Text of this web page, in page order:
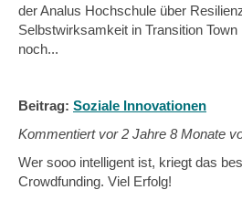
der Analus Hochschule über
Selbstwirksamkeit in Transition
noch...
Beitrag: Soziale Innovationen
Kommentiert vor2 Jahre 8 Monate
Wer sooo intelligent ist, kriegt das
Crowdfunding. Viel Erfolg!